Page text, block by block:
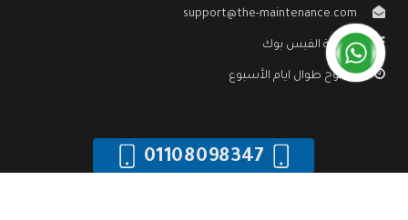
support@the-maintenance.com
صفحة الفيس بوك
مفتوح طوال ايام الأسبوع
01108098347